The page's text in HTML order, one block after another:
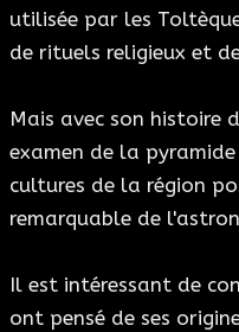
utilisée par les
de rituels religieux et
Mais avec son histoire
examen de la pyramide
cultures de la région
remarquable de
Il est intéressant de
ont pensé de ses